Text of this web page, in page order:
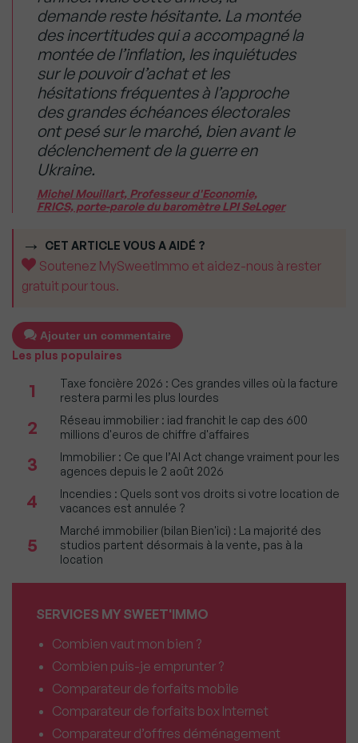
demande reste hésitante. La montée
des incertitudes qui a accompagné la
montée de l’inflation, les inquiétudes
sur le pouvoir d’achat et les
hésitations fréquentes à l’approche
des grandes échéances électorales
ont pesé sur le marché, bien avant le
déclenchement de la guerre en
Ukraine.
Michel Mouillart, Professeur d'Economie,
FRICS, porte-parole du baromètre LPI SeLoger
CET ARTICLE VOUS A AIDÉ ?
Soutenez MySweetImmo et aidez-nous à rester
gratuit pour tous.
Ajouter un commentaire
Les plus populaires
1
Taxe foncière 2026 : Ces grandes villes où la facture
restera parmi les plus lourdes
2
Réseau immobilier : iad franchit le cap des 600
millions d'euros de chiffre d'affaires
3
Immobilier : Ce que l’AI Act change vraiment pour les
agences depuis le 2 août 2026
4
Incendies : Quels sont vos droits si votre location de
vacances est annulée ?
5
Marché immobilier (bilan Bien'ici) : La majorité des
studios partent désormais à la vente, pas à la
location
SERVICES MY SWEET'IMMO
Combien vaut mon bien ?
Combien puis-je emprunter ?
Comparateur de forfaits mobile
Comparateur de forfaits box Internet
Comparateur d’offres déménagement